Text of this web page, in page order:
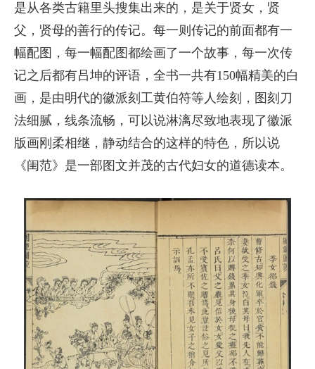
是从各类古籍里头搜集出来的，是关于贤女，贤
父，贤母的善行的传记。每一则传记的前面都有一
幅配图，每一幅配图都绘画了一个故事，每一次传
记之后都有吕坤的评语，全书一共有150幅精美的白
画，是由明代的徽派刻工黄伯符等人绘刻，图刻刀
法细腻，线条流畅，可以说淋漓尽致地表现了徽派
版画刚柔相继，静动结合的这样的特色，所以说
《闺范》是一部图文并茂的古代妇女的道德读本。